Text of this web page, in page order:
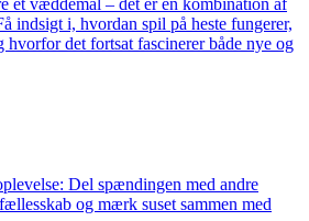
et væddemål – det er en kombination af
indsigt i, hvordan spil på heste fungerer,
det fortsat fascinerer både nye og
Del spændingen med andre
og mærk suset sammen med